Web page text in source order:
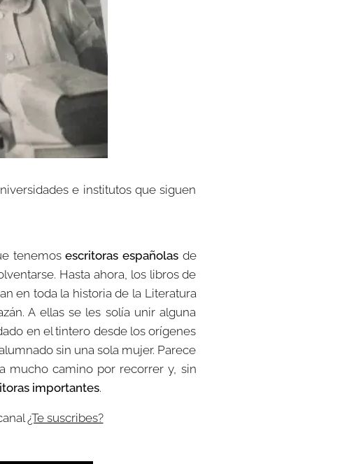
e institutos que siguen
tenemosescritoras españolas de
Hasta ahora, los libros de
en toda la historia de la Literatura
A ellas se les solía unir alguna
en el tintero desde los orígenes
sin una sola mujer. Parece
mucho camino por recorrer y, sin
importantes.
¿Te suscribes?